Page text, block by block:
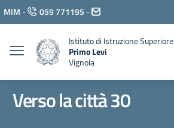
Vai ai contenuti
Vai al menu di navigazione
Vai al footer
MIM - 059 771195 -
Istituto di Istruzione Superiore
Primo Levi
Vignola
Verso la città 30